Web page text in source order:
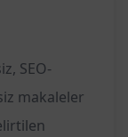
SEO-
makaleler